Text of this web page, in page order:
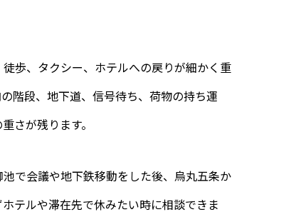
歩、タクシー、ホテルへの戻りが細かく重
階段、地下道、信号待ち、荷物の持ち運
さが残ります。
で会議や地下鉄移動をした後、烏丸五条か
テルや滞在先で休みたい時に相談できま